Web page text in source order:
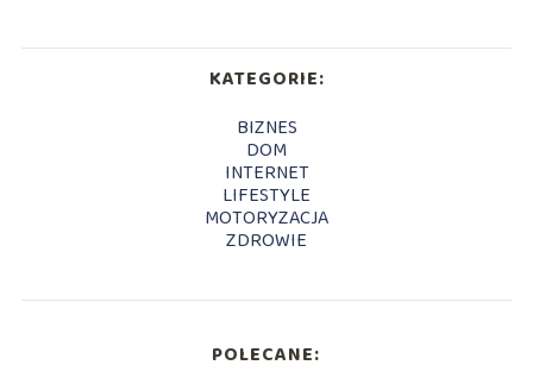
KATEGORIE:
BIZNES
DOM
INTERNET
LIFESTYLE
MOTORYZACJA
ZDROWIE
POLECANE: